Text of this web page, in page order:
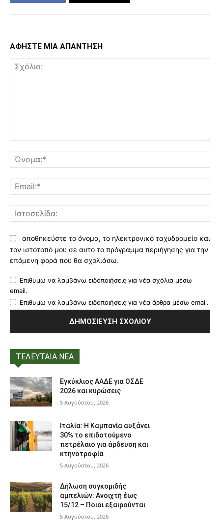
ΑΦΗΣΤΕ ΜΙΑ ΑΠΑΝΤΗΣΗ
αποθηκεύστε το όνομα, το ηλεκτρονικό ταχυδρομείο και
τον ιστότοπό μου σε αυτό το πρόγραμμα περιήγησης για την
επόμενη φορά που θα σχολιάσω.
Επιθυμώ να λαμβάνω ειδοποιήσεις για νέα σχόλια μέσω
email.
Επιθυμώ να λαμβάνω ειδοποιήσεις για νέα άρθρα μέσω email.
ΤΕΛΕΥΤΑΙΑ ΝΕΑ
Εγκύκλιος ΑΑΔΕ για ΟΣΔΕ
2026 και κυρώσεις
5 Αυγούστου, 2026
Ιταλία: Η Καμπανία αυξάνει
30% το επιδοτούμενο
πετρέλαιο για άρδευση και
κτηνοτροφία
5 Αυγούστου, 2026
Δήλωση συγκομιδής
αμπελιών: Ανοιχτή έως
15/12 – Ποιοι εξαιρούνται
5 Αυγούστου, 2026